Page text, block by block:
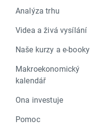
Analýza trhu
Videa a živá vysílání
Naše kurzy a e-booky
Makroekonomický
kalendář
Ona investuje
Pomoc